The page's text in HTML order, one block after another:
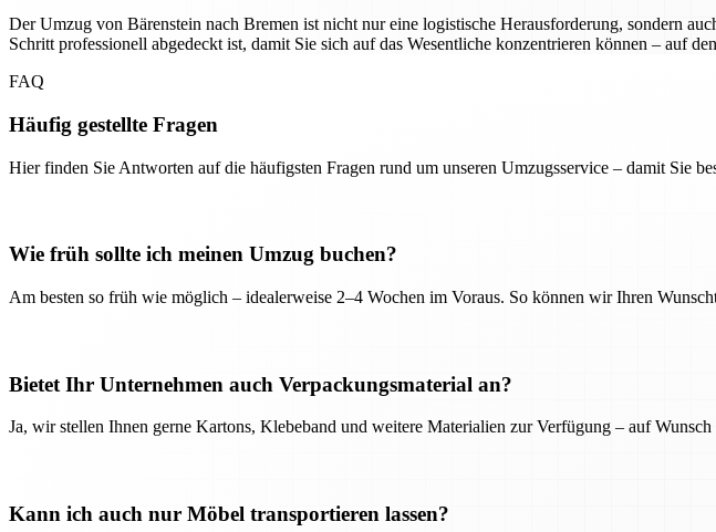
Der Umzug von Bärenstein nach Bremen ist nicht nur eine logistische Herausforderung, sondern
Schritt professionell abgedeckt ist, damit Sie sich auf das Wesentliche konzentrieren können – auf
FAQ
Häufig gestellte Fragen
Hier finden Sie Antworten auf die häufigsten Fragen rund um unseren Umzugsservice – damit Sie
Wie früh sollte ich meinen Umzug buchen?
Am besten so früh wie möglich – idealerweise 2–4 Wochen im Voraus. So können wir Ihren
Bietet Ihr Unternehmen auch Verpackungsmaterial an?
Ja, wir stellen Ihnen gerne Kartons, Klebeband und weitere Materialien zur Verfügung – auf
Kann ich auch nur Möbel transportieren lassen?